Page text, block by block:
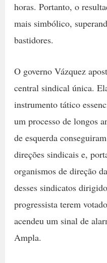
horas. Portanto, o
mais simbólico,
bastidores.
O governo Vázquez
central sindical única.
instrumento tático
um processo de longos
de esquerda
direções sindicais e,
organismos de direção
desses sindicatos
progressista terem
acendeu um sinal de
Ampla.